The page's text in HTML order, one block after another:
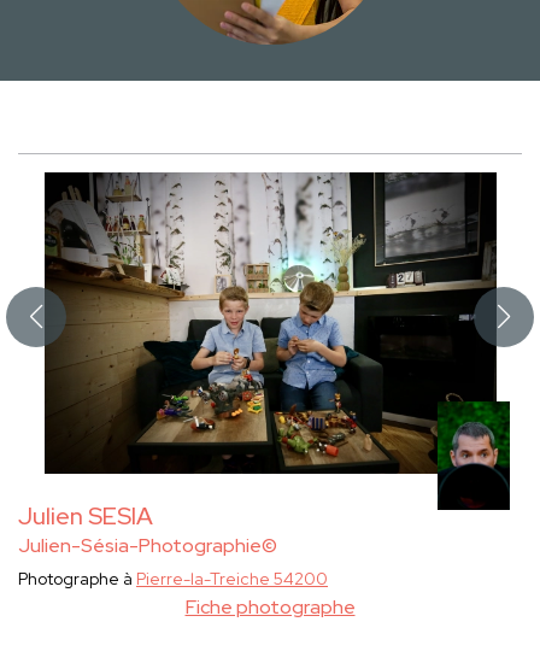
Julien SESIA
Julien-Sésia-Photographie©
Fiche photographe
Photographe à Pierre-la-Treiche 54200